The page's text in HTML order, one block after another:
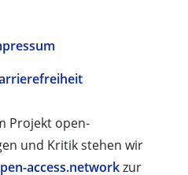
Projekt open-
und Kritik stehen wir
access.networkzur